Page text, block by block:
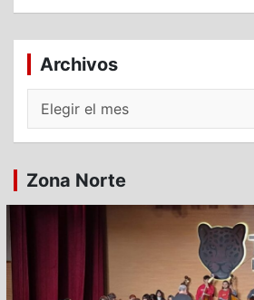
Archivos
Archivos
Zona Norte